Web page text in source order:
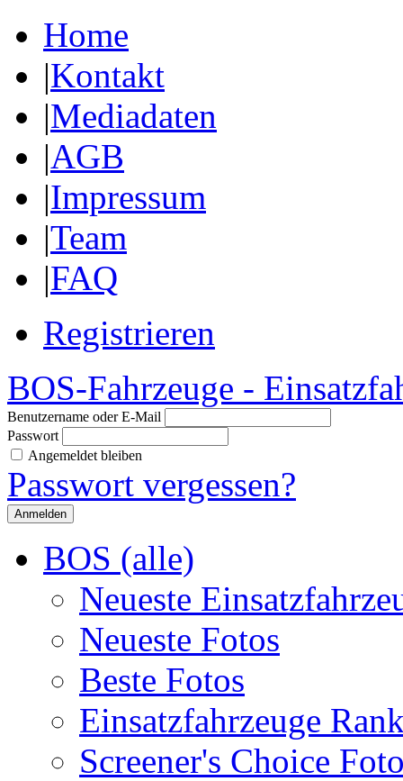
Home
|Kontakt
|Mediadaten
|AGB
|Impressum
|Team
|FAQ
Registrieren
BOS-Fahrzeuge -
Benutzername oder E-Mail
Passwort
Angemeldet bleiben
Passwort vergessen?
BOS (alle)
Neueste
Neueste Fotos
Beste Fotos
Einsatzfahrzeuge
Screener's Choice